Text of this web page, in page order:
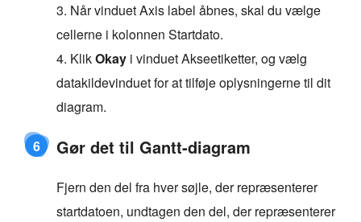
3. Når vinduet Axis label åbnes, skal du vælge
cellerne i kolonnen Startdato.
4. KlikOkay i vinduet Akseetiketter, og vælg
datakildevinduet for at tilføje oplysningerne til dit
diagram.
6 Gør det til Gantt-diagram
Fjern den del fra hver søjle, der repræsenterer
startdatoen, undtagen den del, der repræsenterer